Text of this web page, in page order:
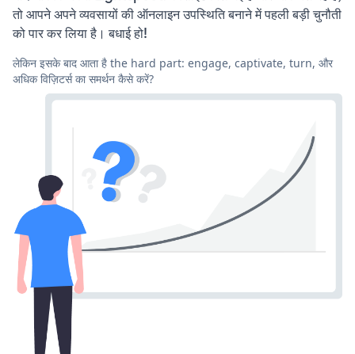
तो आपने अपने व्यवसायों की ऑनलाइन उपस्थिति बनाने में पहली बड़ी चुनौती
को पार कर लिया है। बधाई हो!
लेकिन इसके बाद आता है the hard part: engage, captivate, turn, और
अधिक विज़िटर्स का समर्थन कैसे करें?